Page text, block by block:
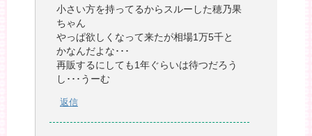
小さい方を持ってるからスルーした穂乃果
ちゃん
やっぱ欲しくなって来たが相場1万5千と
かなんだよな･･･
再販するにしても1年ぐらいは待つだろう
し･･･うーむ
返信